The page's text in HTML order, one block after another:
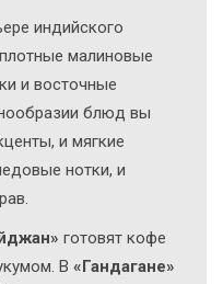
индийского
малиновые
и восточные
блюд вы
и мягкие
нотки, и
готовят кофе
В «Гандагане»